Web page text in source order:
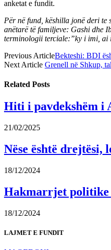
anketat e fundit.
Për në fund, këshilla jonë deri te
anëtarë të familjeve: Gashi dhe
terminologii terciale:”ky i imi, ai
Previous ArticleBekteshi: BDI
Next Article Grenell në Shkup,
Related Posts
Hiti i pavdekshëm i
21/02/2025
Nëse është
18/12/2024
Hakmarrjet politike
18/12/2024
LAJMET E FUNDIT